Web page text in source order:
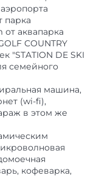
парка
от аквапарка
COUNTRY
"STATION DE SKI
семейного
машина,
(wi-fi),
в этом же
кофеварка,